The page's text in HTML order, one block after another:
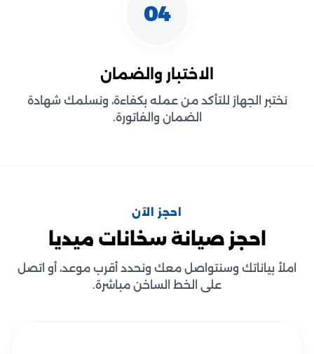
04
الاختبار والضمان
نختبر الجهاز للتأكد من عمله بكفاءة، ونسلمك شهادة
الضمان والفاتورة.
احجز الآن
احجز صيانة سخانات ميديا
املأ بياناتك وسنتواصل معك ونحدد أقرب موعد، أو اتصل
على الخط الساخن مباشرة.